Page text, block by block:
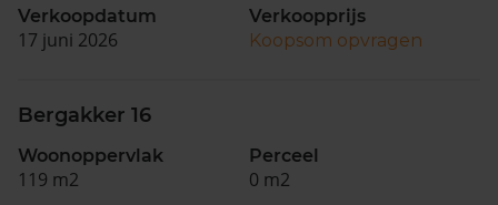
Verkoopdatum
17 juni 2026
Verkoopprijs
Koopsom opvragen
Bergakker 16
Woonoppervlak
119 m2
Perceel
0 m2